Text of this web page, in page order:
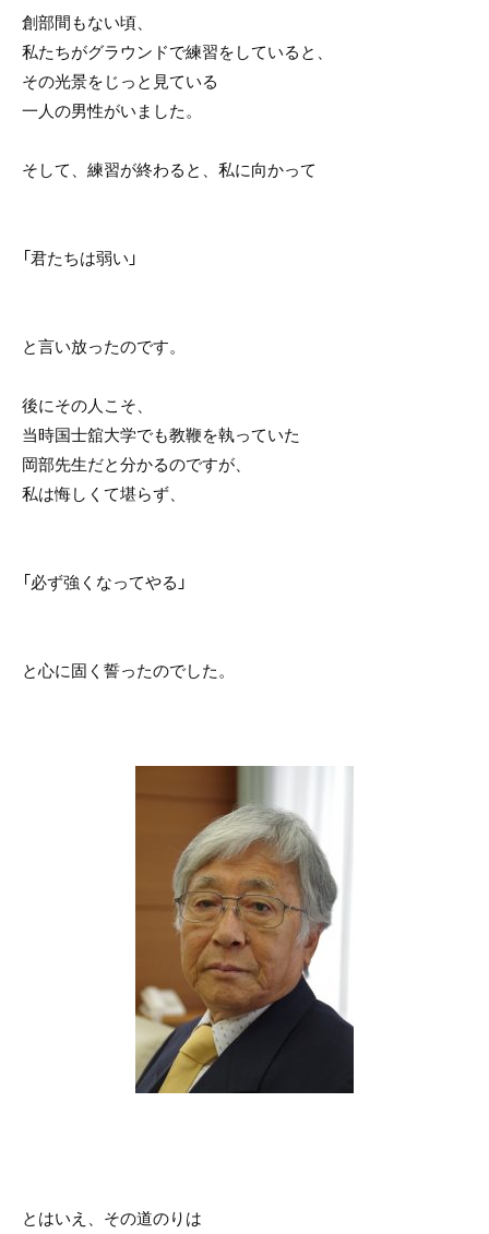
創部間もない頃、
私たちがグラウンドで練習をしていると、
その光景をじっと見ている
一人の男性がいました。
そして、練習が終わると、私に向かって
「君たちは弱い」
と言い放ったのです。
後にその人こそ、
当時国士舘大学でも教鞭を執っていた
岡部先生だと分かるのですが、
私は悔しくて堪らず、
「必ず強くなってやる」
と心に固く誓ったのでした。
とはいえ、その道のりは